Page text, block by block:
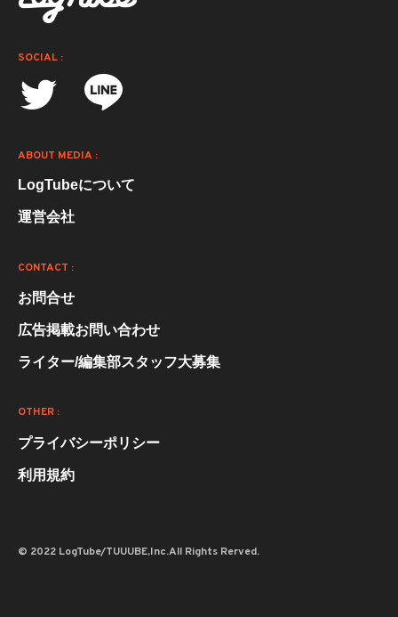
SOCIAL :
ABOUT MEDIA :
LogTubeについて
運営会社
CONTACT :
お問合せ
広告掲載お問い合わせ
ライター/編集部スタッフ大募集
OTHER :
プライバシーポリシー
利用規約
© 2022 LogTube/TUUUBE,Inc.All Rights Rerved.